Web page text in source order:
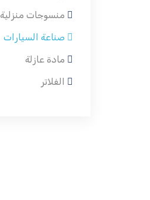
منسوجات منزلية
صناعة السيارات
مادة عازلة
الفلاتر